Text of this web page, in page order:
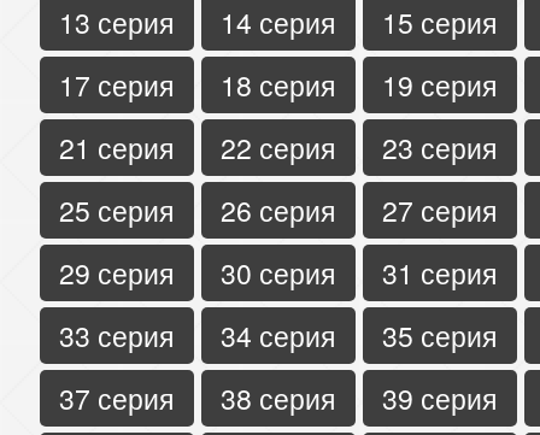
13 серия
14 серия
15 серия
17 серия
18 серия
19 серия
21 серия
22 серия
23 серия
25 серия
26 серия
27 серия
29 серия
30 серия
31 серия
33 серия
34 серия
35 серия
37 серия
38 серия
39 серия